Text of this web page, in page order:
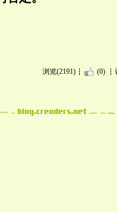
浏览(2191) (0)